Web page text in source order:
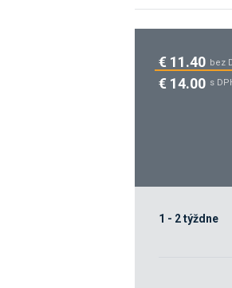
€ 11.40 bez
€ 14.00 s
1 - 2 týždne